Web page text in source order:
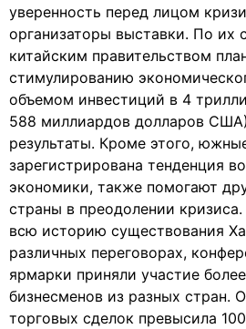
уверенность перед лицом
организаторы выставки. По их
китайским правительством
стимулированию
объемом инвестиций в 4
588 миллиардов долларов
результаты. Кроме этого,
зарегистрирована тенденция
экономики, также помогают
страны в преодолении
всю историю существования
различных переговорах,
ярмарки приняли участие
бизнесменов из разных стран.
торговых сделок превысила